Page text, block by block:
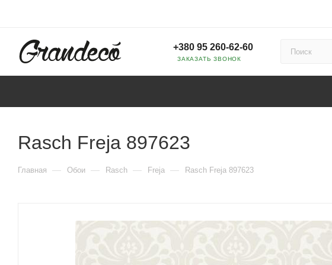
+380 95 260-62-60
ЗАКАЗАТЬ ЗВОНОК
Rasch Freja 897623
Главная — Обои — Rasch — Freja — Rasch Freja 897623